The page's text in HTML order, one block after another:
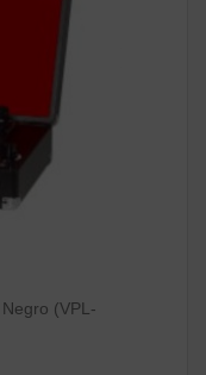
(VPL-